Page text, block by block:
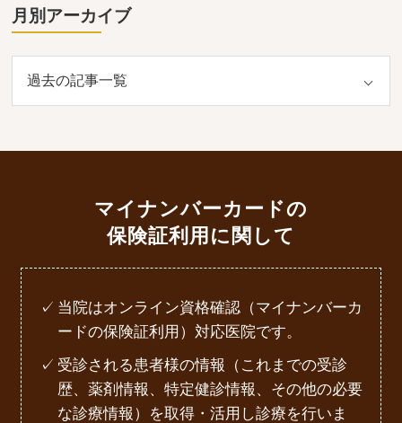
月別アーカイブ
マイナンバーカードの
保険証利用に関して
当院はオンライン資格確認（マイナンバーカ
ードの保険証利用）対応医院です。
受診される患者様の情報（これまでの受診
歴、薬剤情報、特定健診情報、その他の必要
な診療情報）を取得・活用し診療を行いま